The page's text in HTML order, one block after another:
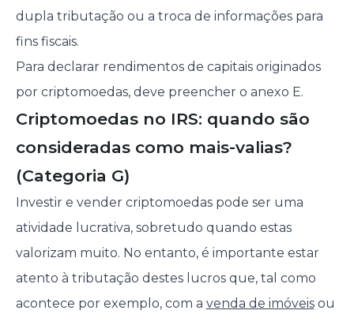
dupla tributação ou a troca de informações para
fins fiscais.
Para declarar rendimentos de capitais originados
por criptomoedas, deve preencher o anexo E.
Criptomoedas no IRS: quando são
consideradas como mais-valias?
(Categoria G)
Investir e vender criptomoedas pode ser uma
atividade lucrativa, sobretudo quando estas
valorizam muito. No entanto, é importante estar
atento à tributação destes lucros que, tal como
acontece por exemplo, com a venda de imóveisou